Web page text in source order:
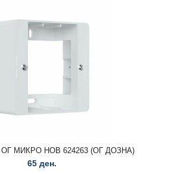
МИКРО НОВ 624263 (ОГ ДОЗНА)
65 ден.